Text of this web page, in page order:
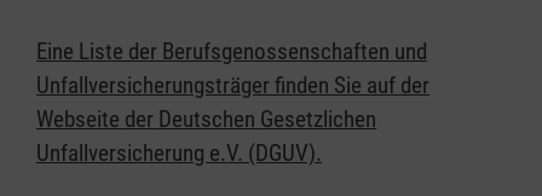
Eine Liste der Berufsgenossenschaften und
Unfallversicherungsträger finden Sie auf der
Webseite der Deutschen Gesetzlichen
Unfallversicherung e.V. (DGUV).